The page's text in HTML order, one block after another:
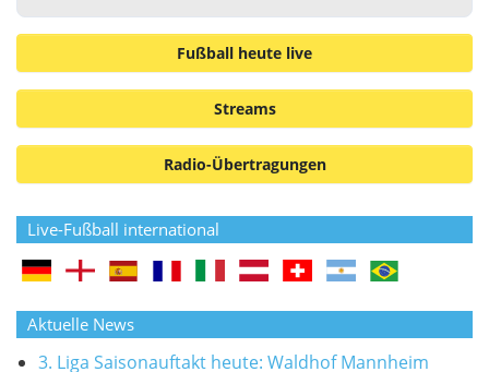
Fußball heute live
Streams
Radio-Übertragungen
Live-Fußball international
Aktuelle News
3. Liga Saisonauftakt heute: Waldhof Mannheim